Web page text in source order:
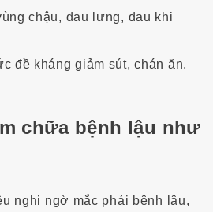
chậu, đau lưng, đau khi
đề kháng giảm sút, chán ăn.
chữa bệnh lậu như
nghi ngờ mắc phải bệnh lậu,